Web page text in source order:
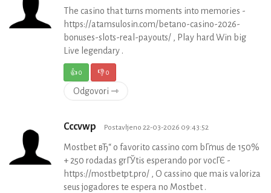
The casino that turns moments into memories -
https://atamsulosin.com/betano-casino-2026-
bonuses-slots-real-payouts/ , Play hard Win big
Live legendary .
👍0 👎0
Odgovori ⇾
Cccvwp Postavljeno 22-03-2026 09:43:52
Mostbet вЂ“ o favorito cassino com bГґnus de 150%
+ 250 rodadas grГЎtis esperando por vocГЄ -
https://mostbetpt.pro/ , O cassino que mais valoriza
seus jogadores te espera no Mostbet .